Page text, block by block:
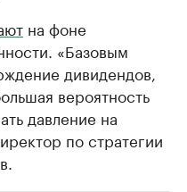
на фоне
«Базовым
дивидендов,
вероятность
давление на
по стратегии